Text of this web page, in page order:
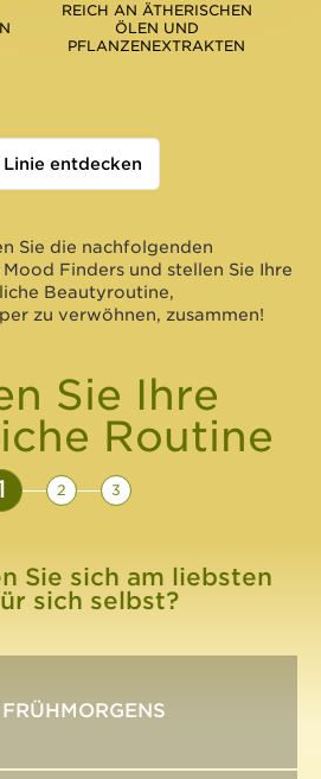
Linie entdecken
Sie die nachfolgenden
Finders und stellen Sie Ihre
Beautyroutine,
zu verwöhnen, zusammen!
REICH AN ÄTHERISCHEN
ÖLEN UND
PFLANZENEXTRAKTEN
Sie Ihre
Routine
2 3
Sie sich am liebsten
sich selbst?
FRÜHMORGENS